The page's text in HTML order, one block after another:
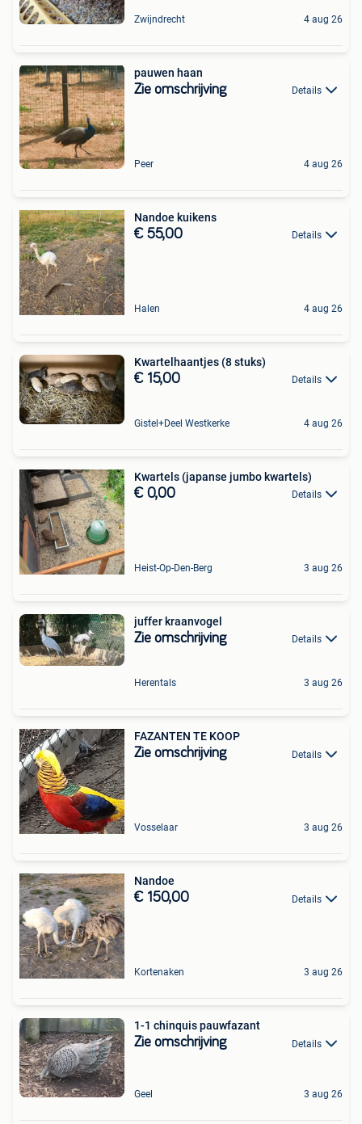
Zwijndrecht 4 aug 26
pauwen haan
Zie omschrijving Details
Peer 4 aug 26
Nandoe kuikens
€ 55,00 Details
Halen 4 aug 26
Kwartelhaantjes (8 stuks)
€ 15,00 Details
Gistel+Deel Westkerke 4 aug 26
Kwartels (japanse jumbo kwartels)
€ 0,00 Details
Heist-Op-Den-Berg 3 aug 26
juffer kraanvogel
Zie omschrijving Details
Herentals 3 aug 26
FAZANTEN TE KOOP
Zie omschrijving Details
Vosselaar 3 aug 26
Nandoe
€ 150,00 Details
Kortenaken 3 aug 26
1-1 chinquis pauwfazant
Zie omschrijving Details
Geel 3 aug 26